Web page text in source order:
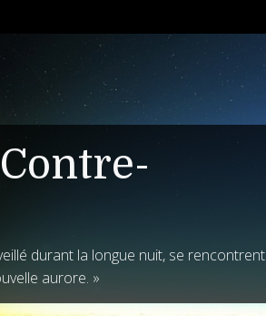
durant la longue nuit, se rencontrent
aurore. »